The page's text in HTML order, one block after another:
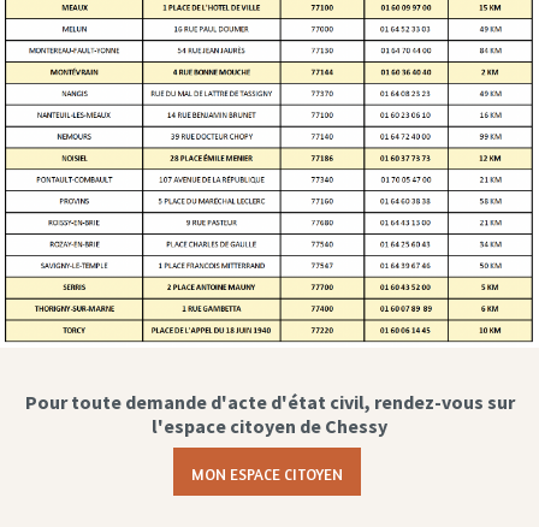
Pour toute demande d'acte d'état civil, rendez-vous sur
l'espace citoyen de Chessy
MON ESPACE CITOYEN